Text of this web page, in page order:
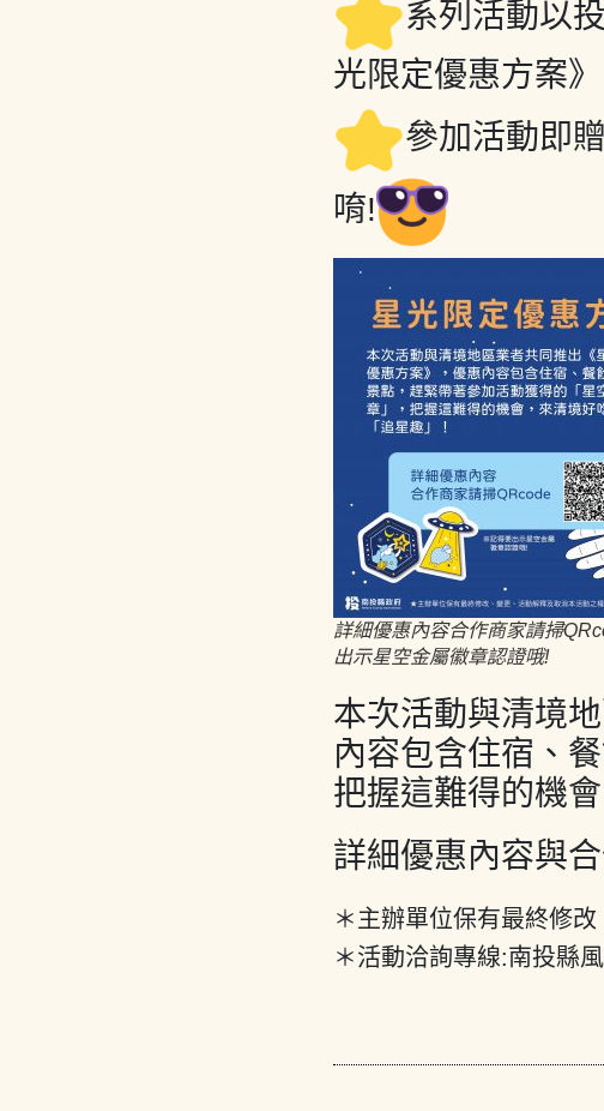
系列活動以
光限定優惠方案
參加活動即
唷!
詳細優惠內容合作商家請掃
出示星空金屬徽章認證哦!
本次活動與清境
內容包含住宿、
把握這難得的機
詳細優惠內容與
＊主辦單位保有最終修
＊活動洽詢專線:南投縣